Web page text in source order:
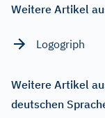
Weitere Artikel
Logogriph
Weitere Artikel
deutschen